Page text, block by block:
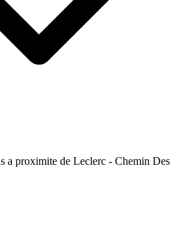
a proximite de Leclerc - Chemin Des